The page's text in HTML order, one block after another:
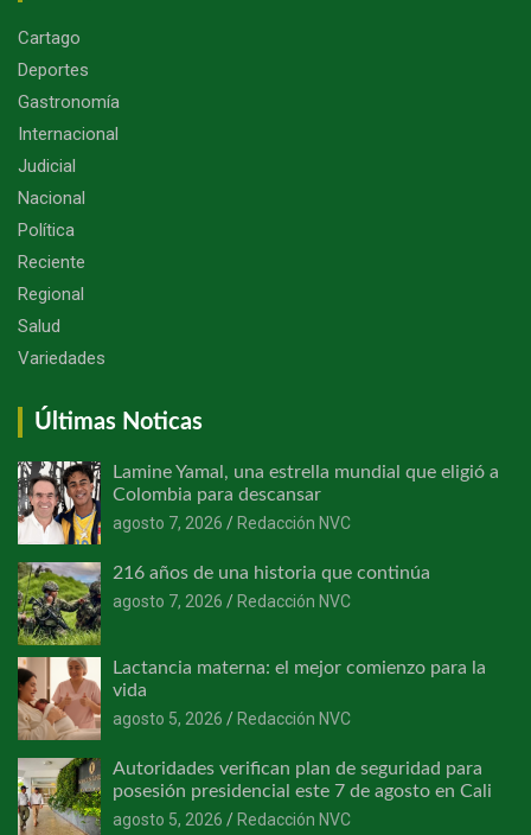
Cartago
Deportes
Gastronomía
Internacional
Judicial
Nacional
Política
Reciente
Regional
Salud
Variedades
Últimas Noticas
Lamine Yamal, una estrella mundial que eligió a
Colombia para descansar
agosto 7, 2026
Redacción NVC
216 años de una historia que continúa
agosto 7, 2026
Redacción NVC
Lactancia materna: el mejor comienzo para la
vida
agosto 5, 2026
Redacción NVC
Autoridades verifican plan de seguridad para
posesión presidencial este 7 de agosto en Cali
agosto 5, 2026
Redacción NVC